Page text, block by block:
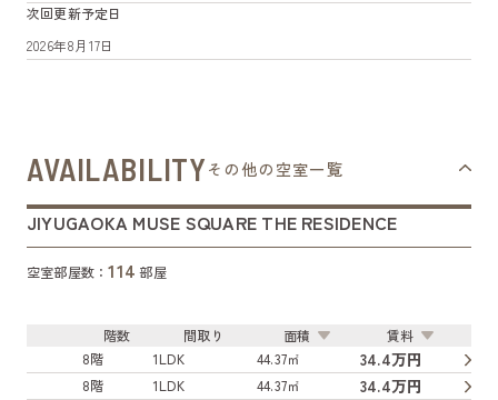
次回更新予定日
2026年8月17日
AVAILABILITY その他の空室一覧
JIYUGAOKA MUSE SQUARE THE RESIDENCE
空室部屋数：114 部屋
階数 間取り 面積
賃料
8階
1LDK 44.37㎡ 34.4万円
8階 1LDK 44.37㎡ 34.4万円